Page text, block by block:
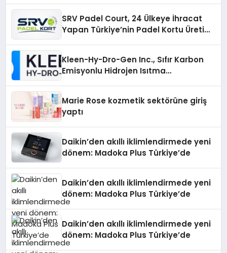
SRV Padel Court, 24 Ülkeye İhracat
Yapan Türkiye’nin Padel Kortu Üretim
Kleen-Hy-Dro-Gen Inc., Sıfır Karbon
Emisyonlu Hidrojen Isıtma
Marie Rose kozmetik sektörüne giriş
yaptı
Daikin’den akıllı iklimlendirmede yeni
dönem: Madoka Plus Türkiye’de
Daikin’den akıllı iklimlendirmede yeni
dönem: Madoka Plus Türkiye’de
Daikin’den akıllı iklimlendirmede yeni
dönem: Madoka Plus Türkiye’de